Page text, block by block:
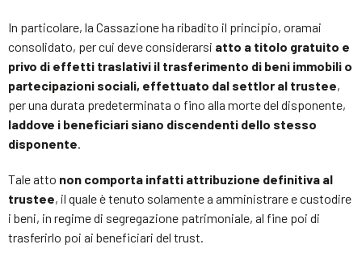
In particolare, la Cassazione ha ribadito il principio, oramai
consolidato, per cui deve considerarsi atto a titolo gratuito e
privo di effetti traslativi il trasferimento di beni immobili o
partecipazioni sociali, effettuato dal settlor al trustee,
per una durata predeterminata o fino alla morte del disponente,
laddove i beneficiari siano discendenti dello stesso
disponente.
Tale atto non comporta infatti attribuzione definitiva al
trustee, il quale è tenuto solamente a amministrare e custodire
i beni, in regime di segregazione patrimoniale, al fine poi di
trasferirlo poi ai beneficiari del trust.